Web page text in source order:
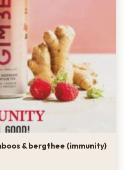
& bergthee (immunity)